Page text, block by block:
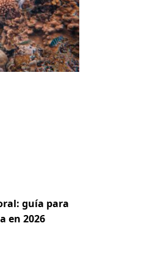
guía para
en 2026